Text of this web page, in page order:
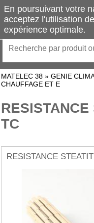
MATELEC 38 » GENIE
CHAUFFAGE ET E
TC
RESISTANCE
En poursuivant votre
acceptez l'utilisation
expérience